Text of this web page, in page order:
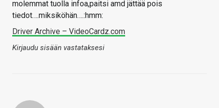
molemmat tuolla infoa,paitsi amd jättää pois
tiedot….miksiköhän….:hmm:
Driver Archive – VideoCardz.com
Kirjaudu sisään vastataksesi